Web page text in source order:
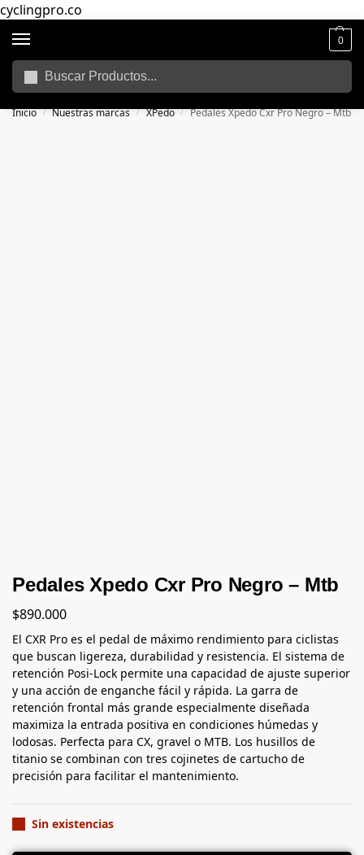
cyclingpro.co
0
🚴‍ Envío gratuito a todo Colombia por compras superiores a $250.000
Inicio / Nuestras marcas / XPedo / Pedales Xpedo Cxr Pro Negro – Mtb
Pedales Xpedo Cxr Pro Negro – Mtb
$890.000
El CXR Pro es el pedal de máximo rendimiento para ciclistas
que buscan ligereza, durabilidad y resistencia. El sistema de
retención Posi-Lock permite una capacidad de ajuste superior
y una acción de enganche fácil y rápida. La garra de
retención frontal más grande especialmente diseñada
maximiza la entrada positiva en condiciones húmedas y
lodosas. Perfecta para CX, gravel o MTB. Los husillos de
titanio se combinan con tres cojinetes de cartucho de
precisión para facilitar el mantenimiento.
Sin existencias